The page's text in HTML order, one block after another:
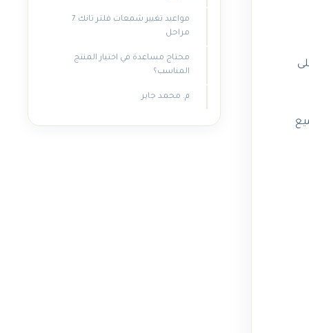
مواعيد تغيير شمعات فلتر تانك 7
مراحل
محتاج مساعدة في اختيار المنتج
المناسب؟
م. محمد جابر